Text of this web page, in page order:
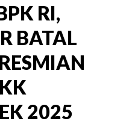
RI,
BATAL
2025